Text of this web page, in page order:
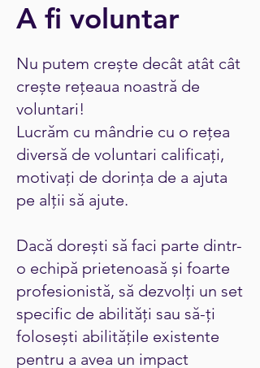
A fi voluntar
Nu putem crește decât atât cât
crește rețeaua noastră de
voluntari!
Lucrăm cu mândrie cu o rețea
diversă de voluntari calificați,
motivați de dorința de a ajuta
pe alții să ajute.
Dacă dorești să faci parte dintr-
o echipă prietenoasă și foarte
profesionistă, să dezvolți un set
specific de abilități sau să-ți
folosești abilitățile existente
pentru a avea un impact